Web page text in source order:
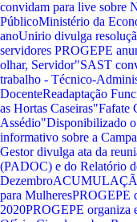
convidam para live sobre
PúblicoMinistério da
anoUnirio divulga
servidores PROGEPE
olhar, Servidor"SAST
trabalho - Técnico-
DocenteReadaptação
as Hortas Caseiras"Fafate
Assédio"Disponibilizado
informativo sobre a
Gestor divulga ata da
(PADOC) e do Relatório
Dezembro
para MulheresPROGEPE
2020PROGEPE organiza